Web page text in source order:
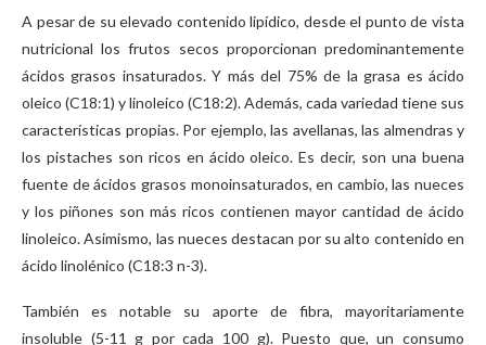
A pesar de su elevado contenido lipídico, desde el punto de vista
nutricional los frutos secos proporcionan predominantemente
ácidos grasos insaturados. Y más del 75% de la grasa es ácido
oleico (C18:1) y linoleico (C18:2). Además, cada variedad tiene sus
características propias. Por ejemplo, las avellanas, las almendras y
los pistaches son ricos en ácido oleico. Es decir, son una buena
fuente de ácidos grasos monoinsaturados, en cambio, las nueces
y los piñones son más ricos contienen mayor cantidad de ácido
linoleico. Asimismo, las nueces destacan por su alto contenido en
ácido linolénico (C18:3 n-3).
También es notable su aporte de fibra, mayoritariamente
insoluble (5-11 g por cada 100 g). Puesto que, un consumo